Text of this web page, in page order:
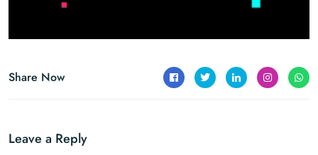
Share Now
Leave a Reply